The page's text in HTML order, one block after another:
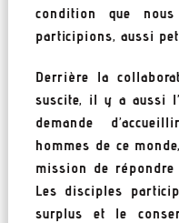
condition que
participions, aussi
Derrière la
suscite, il y a aussi
demande
hommes de ce
mission de
Les disciples
surplus et le